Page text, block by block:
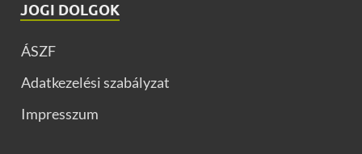
JOGI DOLGOK
ÁSZF
Adatkezelési szabályzat
Impresszum